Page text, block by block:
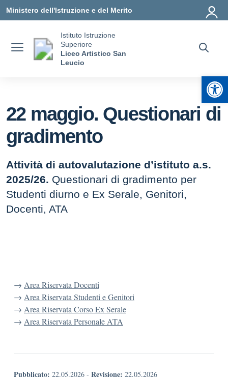
Ministero dell'Istruzione e del Merito
Istituto Istruzione
Superiore
Liceo Artistico San
Leucio
22 maggio. Questionari di
gradimento
Attività di autovalutazione d’istituto a.s.
2025/26. Questionari di gradimento per
Studenti diurno e Ex Serale, Genitori,
Docenti, ATA
→ Area Riservata Docenti
→ Area Riservata Studenti e Genitori
→ Area Riservata Corso Ex Serale
→ Area Riservata Personale ATA
Pubblicato: 22.05.2026 - Revisione: 22.05.2026